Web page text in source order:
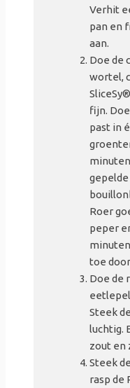
Verhit
pan en
aan.
Doe de
wortel,
SliceSy
fijn.
past in
Roer
peper
toe
Doe de
Steek
luchtig.
zout en
Steek
rasp de